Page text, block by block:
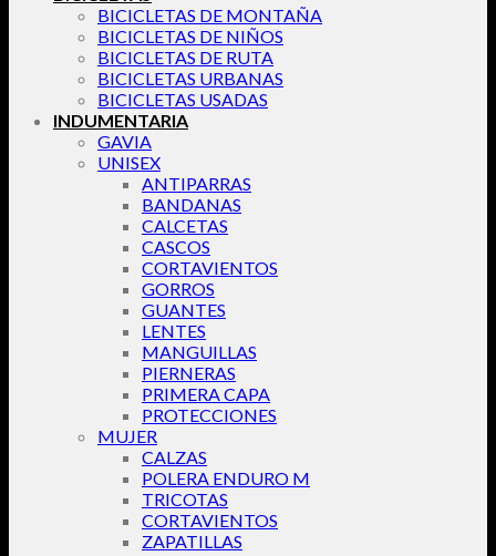
BICICLETAS DE MONTAÑA
BICICLETAS DE NIÑOS
BICICLETAS DE RUTA
BICICLETAS URBANAS
BICICLETAS USADAS
INDUMENTARIA
GAVIA
UNISEX
ANTIPARRAS
BANDANAS
CALCETAS
CASCOS
CORTAVIENTOS
GORROS
GUANTES
LENTES
MANGUILLAS
PIERNERAS
PRIMERA CAPA
PROTECCIONES
MUJER
CALZAS
POLERA ENDURO M
TRICOTAS
CORTAVIENTOS
ZAPATILLAS